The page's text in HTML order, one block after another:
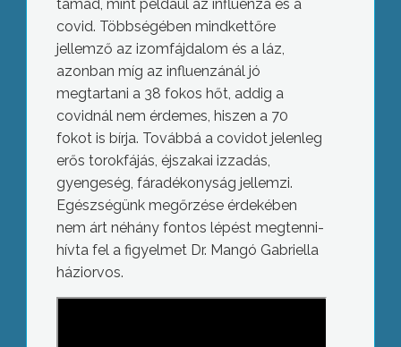
támad, mint például az influenza és a
covid. Többségében mindkettőre
jellemző az izomfájdalom és a láz,
azonban míg az influenzánál jó
megtartani a 38 fokos hőt, addig a
covidnál nem érdemes, hiszen a 70
fokot is bírja. Továbbá a covidot jelenleg
erős torokfájás, éjszakai izzadás,
gyengeség, fáradékonyság jellemzi.
Egészségünk megőrzése érdekében
nem árt néhány fontos lépést megtenni-
hívta fel a figyelmet Dr. Mangó Gabriella
háziorvos.